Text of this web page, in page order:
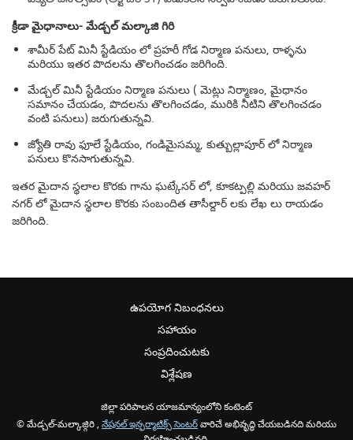
క్రీడా మైధానాలు- మేడ్చల్ మల్కాజి గిరి
శామీర్ పేట్ మినీ స్టేడియం లో ప్రహరీ గోడ నిర్మాణ పనులు, రాళ్ళను
మరియు ఇతర పొదలను తొలగించడం జరిగింది.
మేడ్చల్ మినీ స్టేడియం నిర్మాణ పనులు ( మెట్లు నిర్మాణం, మైధానం
సమానం చేయడం, పొదలను తొలగించడం, మురికి నీటిని తొలగించడం
వంటి పనులు) జరుగుతున్నవి.
జ్యోతి రావు ఫూలే స్టేడియం, గండిమైసమ్మ, కుత్బుల్లాపూర్ లో నిర్మాణ
పనులు కొనసాగుతున్నవి.
ఇతర మైదాన స్థలాల కొరకు గాను ఘట్కేసర్ లో, కూకట్పల్లి మరియు జవహర్
నగర్ లో మైదాన స్థలాల కొరకు సంబందిత తాసీల్దార్ లకు లేఖ లు రాయడం
జరిగింది.
ఉపయోగ నిబంధనలు
సహాయం
సంప్రదించుటకు
విశ్లేషణ
జిల్లా పరిపాలన యాజమాన్యంలోని కంటెంట్
© మేడ్చల్-మల్కాజ్గిరి , నేషనల్ ఇన్ఫర్మాటిక్స్ సెంటర్వారిచే అభివృద్ధి చేయబడినది మరియు